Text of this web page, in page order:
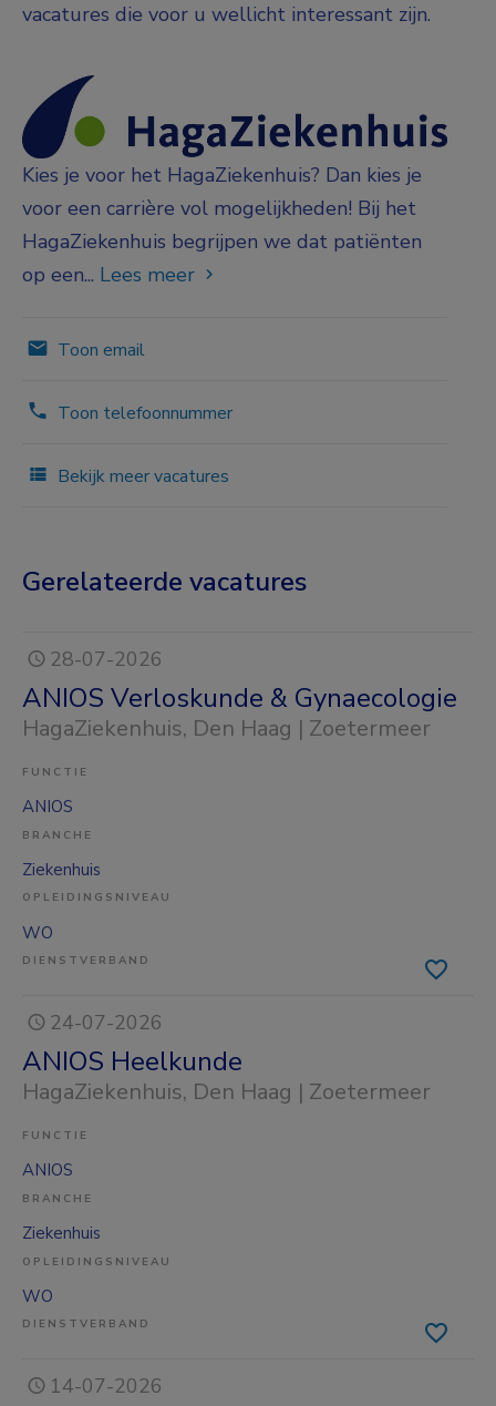
vacatures die voor u wellicht interessant zijn.
Kies je voor het HagaZiekenhuis? Dan kies je
voor een carrière vol mogelijkheden! Bij het
HagaZiekenhuis begrijpen we dat patiënten
op een... Lees meer
Toon email
Toon telefoonnummer
Bekijk meer vacatures
Gerelateerde vacatures
28-07-2026
ANIOS Verloskunde & Gynaecologie
HagaZiekenhuis, Den Haag | Zoetermeer
FUNCTIE
ANIOS
BRANCHE
Ziekenhuis
OPLEIDINGSNIVEAU
WO
DIENSTVERBAND
24-07-2026
ANIOS Heelkunde
HagaZiekenhuis, Den Haag | Zoetermeer
FUNCTIE
ANIOS
BRANCHE
Ziekenhuis
OPLEIDINGSNIVEAU
WO
DIENSTVERBAND
14-07-2026